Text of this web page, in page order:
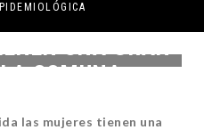
UNA GRAN
COMUNA
las mujeres tienen una